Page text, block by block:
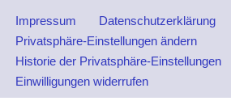
Impressum
Datenschutzerklärung
Privatsphäre-Einstellungen ändern
Historie der Privatsphäre-Einstellungen
Einwilligungen widerrufen